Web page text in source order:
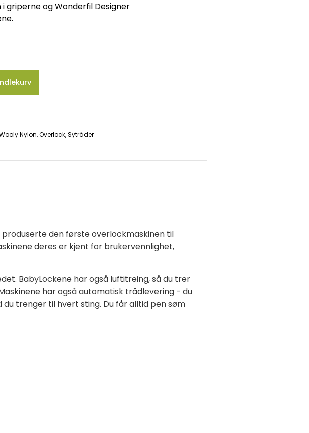
griperne og Wonderfil Designer
Nylon,Overlock,Sytråder
den første overlockmaskinen til
deres er kjent for brukervennlighet,
BabyLockene har også luftitreing, så du trer
har også automatisk trådlevering - du
trenger til hvert sting. Du får alltid pen søm